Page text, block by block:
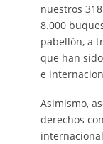
nuestros
8.000
pabellón, a
que han
e
Asimismo,
derechos